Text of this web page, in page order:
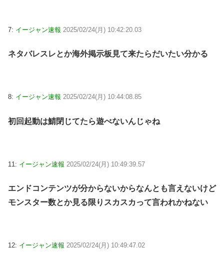
7: イージャン速報 2025/02/24(月) 10:42:20.03
ネタバレスレとか海外掲示板見て来たらだいたい分かる
8: イージャン速報 2025/02/24(月) 10:44:08.85
初回起動は鯖閉じてたら遊べないんじゃね
11: イージャン速報 2025/02/24(月) 10:49:39.57
エンドコンテンツが分からないからなんとも言えないけど
モンスター数とか見る限りスカスカって言われかねない
12: イージャン速報 2025/02/24(月) 10:49:47.02